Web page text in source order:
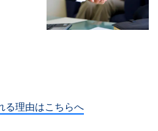
る理由はこちらへ